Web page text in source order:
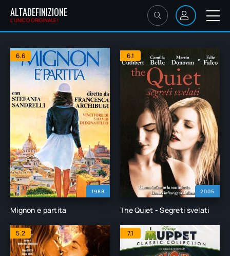
ALTADEFINIZIONE
L'UNICO ORIGINALE!
1988
6.6
Mignon è partita
2005
6.1
The Quiet - Segreti svelati
5.2 7.1